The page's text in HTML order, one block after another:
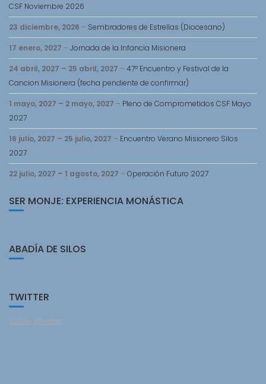
CSF Noviembre 2026
23 diciembre, 2026 – Sembradores de Estrellas (Diocesano)
17 enero, 2027 – Jornada de la Infancia Misionera
24 abril, 2027 – 25 abril, 2027 – 47º Encuentro y Festival de la
Cancion Misionera (fecha pendiente de confirmar)
1 mayo, 2027 – 2 mayo, 2027 – Pleno de Comprometidos CSF Mayo
2027
16 julio, 2027 – 25 julio, 2027 – Encuentro Verano Misionero Silos
2027
22 julio, 2027 – 1 agosto, 2027 – Operación Futuro 2027
SER MONJE: EXPERIENCIA MONÁSTICA
ABADÍA DE SILOS
TWITTER
Follow @twitter